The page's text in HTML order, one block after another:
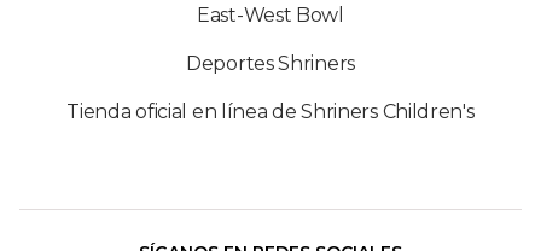
East-West Bowl
Deportes Shriners
Tienda oficial en línea de Shriners Children's